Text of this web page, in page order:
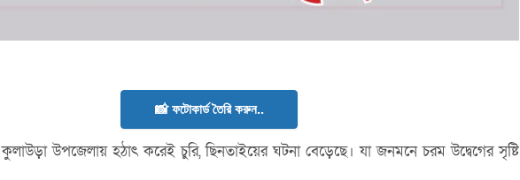
📸 ফটোকার্ড তৈরি করুন..
কুলাউড়া উপজেলায় হঠাৎ করেই চুরি, ছিনতাইয়ের ঘটনা বেড়েছে। যা জনমনে চরম উদ্বেগের সৃষ্টি